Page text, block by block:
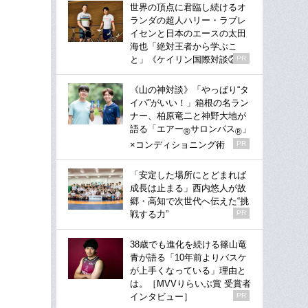
世界の頂点に君臨し続けるオ
ランダの超人ハリー・ラブレ
イセンと日本のエースの太田
海也「絶対王者から学ぶこ
と」《ケイリン国際対談②》
PR
《山の神対談》「やっぱり“タ
イパ”がいい！」箱根の名ラン
ナー、柏原竜二と神野大地が
語る「エアー®サロンパス® 」
×コンディショニング術
PR
「安定した場所にとどまれば
成長は止まる」西内悠人が故
郷・高知で次世代へ伝えた“挑
戦する力”
PR
38歳でも進化を続ける篠山竜
青が語る「10年前よりバスケ
が上手くなっている」理由と
は。［MVVりらいぶ賞 受賞者
インタビュー］
PR